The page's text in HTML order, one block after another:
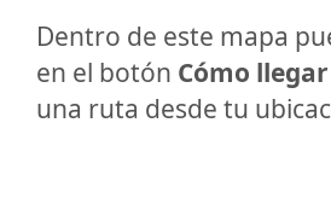
Dentro de este mapa
en el botón Cómo llegar
una ruta desde tu